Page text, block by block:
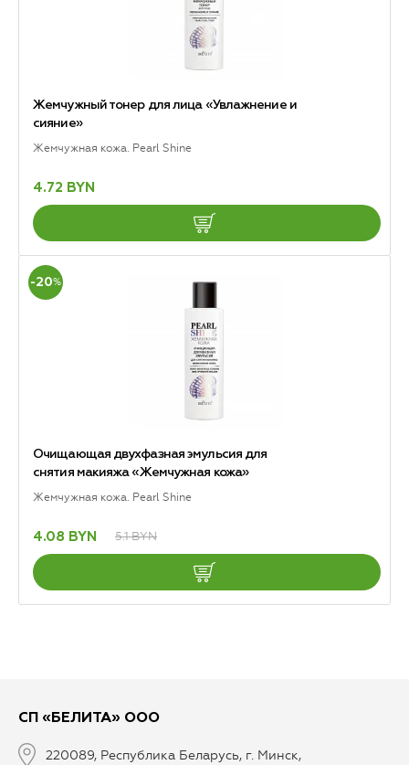
Жемчужный тонер для лица «Увлажнение и
сияние»
Жемчужная кожа. Pearl Shine
4.72 BYN
-20%
Очищающая двухфазная эмульсия для
снятия макияжа «Жемчужная кожа»
Жемчужная кожа. Pearl Shine
4.08 BYN 5.1 BYN
СП «БЕЛИТА» ООО
220089, Республика Беларусь, г. Минск,